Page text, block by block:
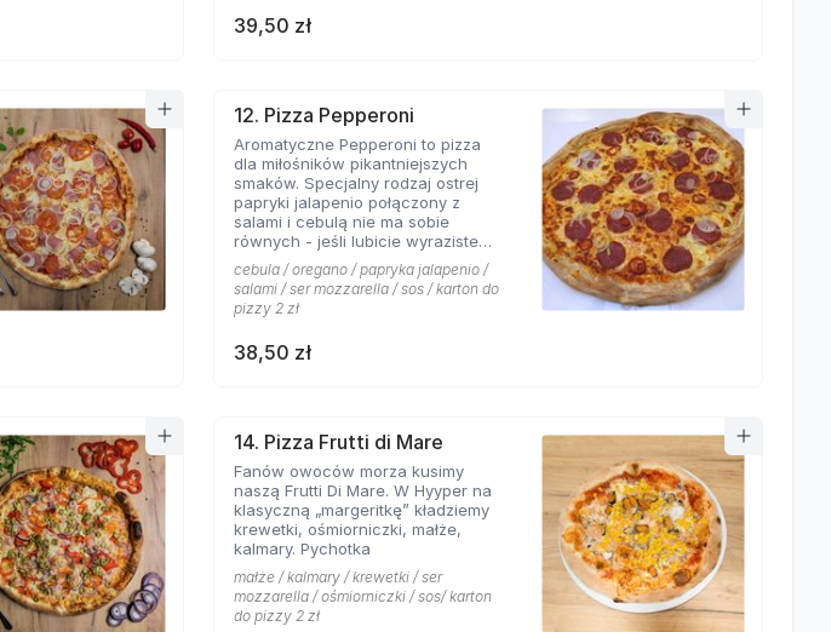
39,50 zł
12. Pizza Pepperoni
Aromatyczne Pepperoni to pizza
dla miłośników pikantniejszych
smaków. Specjalny rodzaj ostrej
papryki jalapenio połączony z
salami i cebulą nie ma sobie
równych - jeśli lubicie wyraziste
składniki na roztopionej mozarelli.
cebula / oregano / papryka jalapenio /
salami / ser mozzarella / sos / karton do
pizzy 2 zł
38,50 zł
14. Pizza Frutti di Mare
Fanów owoców morza kusimy
naszą Frutti Di Mare. W Hyyper na
klasyczną „margeritkę” kładziemy
krewetki, ośmiorniczki, małże,
kalmary. Pychotka
małże / kalmary / krewetki / ser
mozzarella / ośmiorniczki / sos/ karton
do pizzy 2 zł